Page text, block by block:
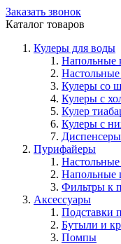
Заказать звонок
Каталог товаров
Кулеры для воды
Напольные
Кулеры со
Кулеры с
Кулер
Кулеры с
Диспенсеры
Пурифайеры
Напольные
Фильтры к
Аксессуары
Подставки
Бутыли и
Помпы